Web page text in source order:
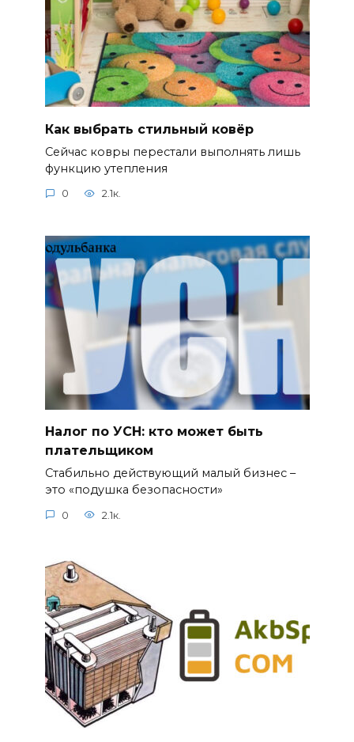
Как выбрать стильный ковёр
Сейчас ковры перестали выполнять лишь
функцию утепления
0 2.1к.
Налог по УСН: кто может быть
плательщиком
Стабильно действующий малый бизнес –
это «подушка безопасности»
0 2.1к.